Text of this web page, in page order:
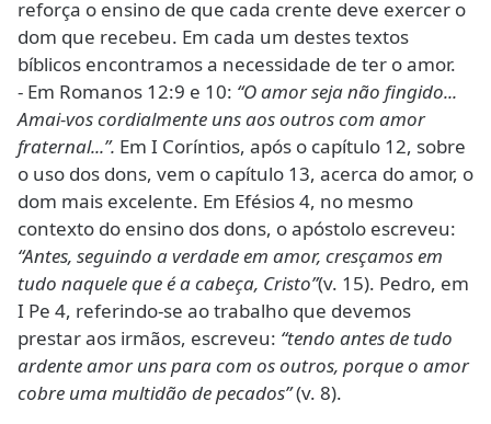
reforça o ensino de que cada crente deve exercer o
dom que recebeu. Em cada um destes textos
bíblicos encontramos a necessidade de ter o amor.
- Em Romanos 12:9 e 10: “O amor seja não fingido...
Amai-vos cordialmente uns aos outros com amor
fraternal...”. Em I Coríntios, após o capítulo 12, sobre
o uso dos dons, vem o capítulo 13, acerca do amor, o
dom mais excelente. Em Efésios 4, no mesmo
contexto do ensino dos dons, o apóstolo escreveu:
“Antes, seguindo a verdade em amor, cresçamos em
tudo naquele que é a cabeça, Cristo”(v. 15). Pedro, em
I Pe 4, referindo-se ao trabalho que devemos
prestar aos irmãos, escreveu: “tendo antes de tudo
ardente amor uns para com os outros, porque o amor
cobre uma multidão de pecados”(v. 8).